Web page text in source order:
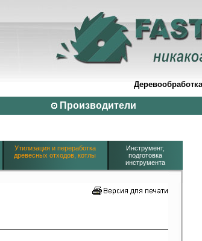
Производители
Утилизация и переработка
древесных отходов, котлы
Инструмент,
подготовка
инструмента